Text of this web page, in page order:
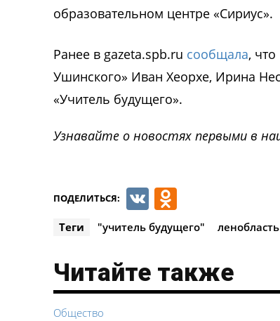
образовательном центре «Сириус».
Ранее в gazeta.spb.ru сообщала,
Ушинского» Иван Хеорхе, Ирина
«Учитель будущего».
Узнавайте о новостях первыми в
ПОДЕЛИТЬСЯ: VK
Теги "учитель будущего" ленобласть
Читайте также
Общество